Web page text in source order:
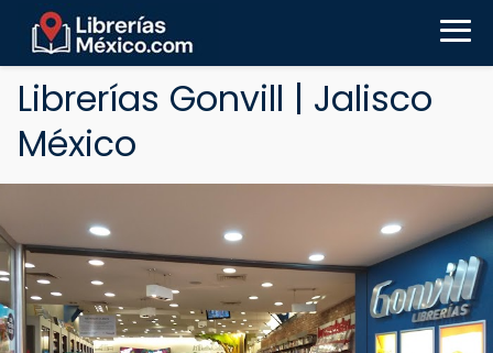
Librerías Gonvill | Jalisco
México